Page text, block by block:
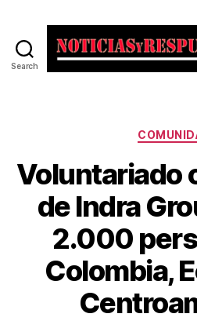
Search
Voluntariado
de Indra
2.000
Colombia,